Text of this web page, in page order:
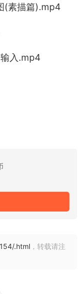
(素描篇).mp4
入.mp4
.html ，转载请注